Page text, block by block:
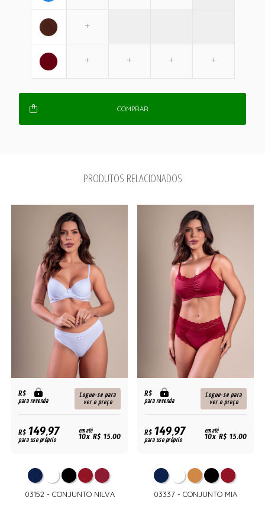
COMPRAR
PRODUTOS RELACIONADOS
R$
para revenda
Logue-se para
ver o preço
R$149,97
para uso próprio
em até
10x R$ 15,00
03152 - CONJUNTO NILVA
R$
para revenda
Logue-se para
ver o preço
R$149,97
para uso próprio
em até
10x R$ 15,00
03337 - CONJUNTO MIA